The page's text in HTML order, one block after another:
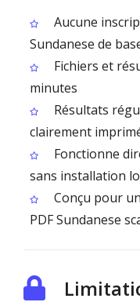
Aucune
Sundanese de
Fichiers et
minutes
Résultats
clairement
Fonctionne
sans installation
Conçu pour
PDF Sundanese